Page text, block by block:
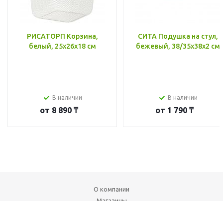
РИСАТОРП Корзина,
белый, 25x26x18 см
В наличии
от 8 890 ₸
СИТА Подушка на стул,
бежевый, 38/35x38x2 см
В наличии
от 1 790 ₸
О компании